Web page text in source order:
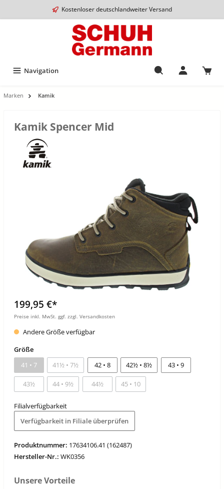
Kostenloser deutschlandweiter Versand
Navigation
Marken Kamik
Kamik Spencer Mid
199,95 €*
Preise inkl. MwSt. ggf. zzgl. Versandkosten
Andere Größe verfügbar
Größe
41 • 7
41½ • 7½ 42 • 8 42½ • 8½ 43 • 9
43½ 44 • 9½ 44½ 45 • 10
Filialverfügbarkeit
Verfügbarkeit in Filiale überprüfen
Produktnummer: 17634106.41 (162487)
Hersteller-Nr.: WK0356
Unsere Vorteile